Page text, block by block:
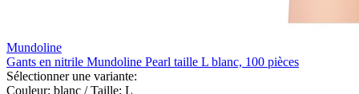
Mundoline
Gants en nitrile Mundoline Pearl taille L blanc, 100 pièces
Sélectionner une variante:
Couleur: blanc / Taille: L